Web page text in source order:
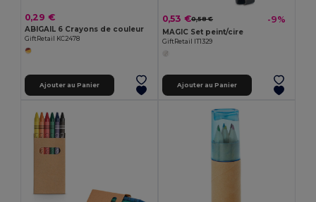
0,29 €
ABIGAIL 6 Crayons de couleur
GiftRetail KC2478
Ajouter au Panier
0,53 €0,58 € -9%
MAGIC Set peint/cire
GiftRetail IT1329
Ajouter au Panier